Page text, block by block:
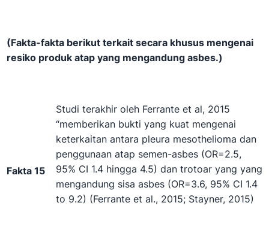
(Fakta-fakta berikut terkait secara khusus mengenai
resiko produk atap yang mengandung asbes.)
Fakta 15
Studi terakhir oleh Ferrante et al, 2015
“memberikan bukti yang kuat mengenai
keterkaitan antara pleura mesothelioma dan
penggunaan atap semen-asbes (OR=2.5,
95% CI 1.4 hingga 4.5) dan trotoar yang yang
mengandung sisa asbes (OR=3.6, 95% CI 1.4
to 9.2) (Ferrante et al., 2015; Stayner, 2015)